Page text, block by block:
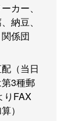
カー、
納豆、
係団
（当日
3種郵
りFAX
）